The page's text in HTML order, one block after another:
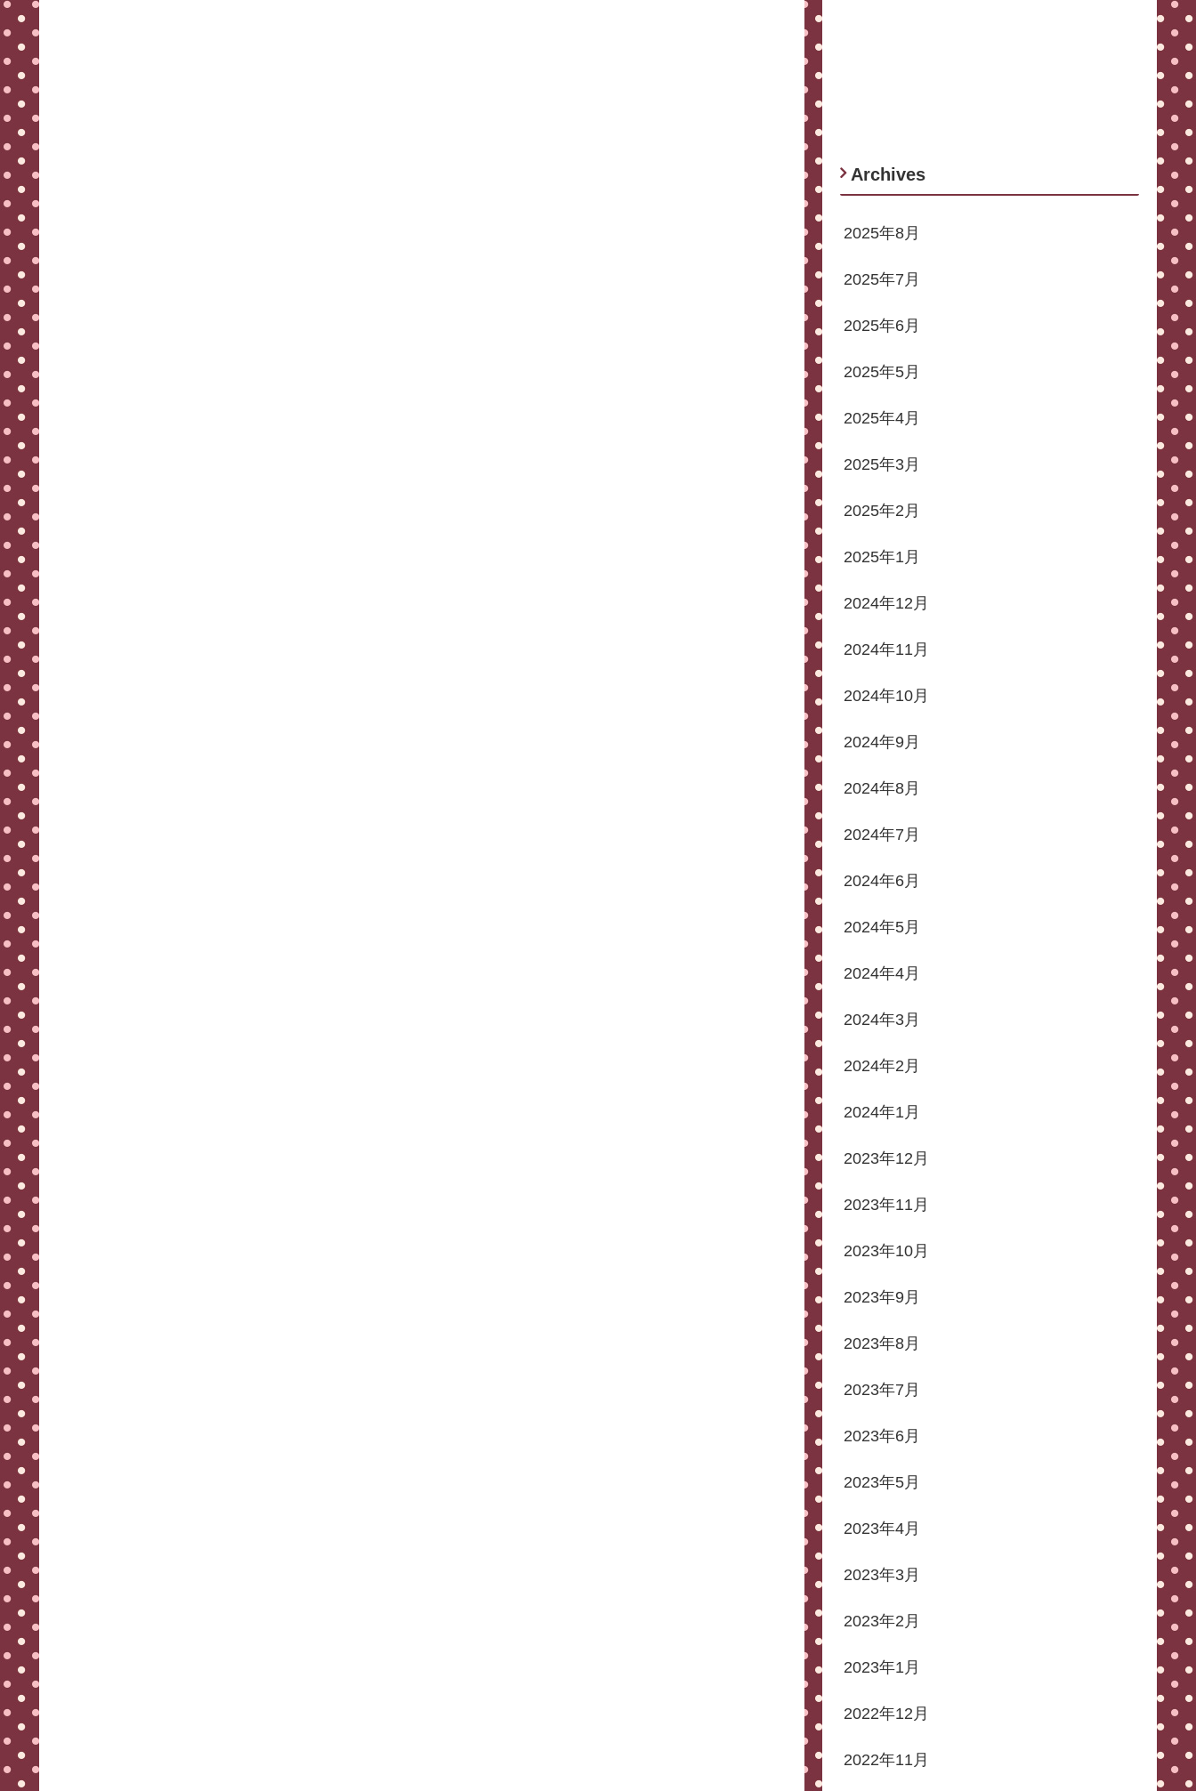
Archives
2025年8月
2025年7月
2025年6月
2025年5月
2025年4月
2025年3月
2025年2月
2025年1月
2024年12月
2024年11月
2024年10月
2024年9月
2024年8月
2024年7月
2024年6月
2024年5月
2024年4月
2024年3月
2024年2月
2024年1月
2023年12月
2023年11月
2023年10月
2023年9月
2023年8月
2023年7月
2023年6月
2023年5月
2023年4月
2023年3月
2023年2月
2023年1月
2022年12月
2022年11月